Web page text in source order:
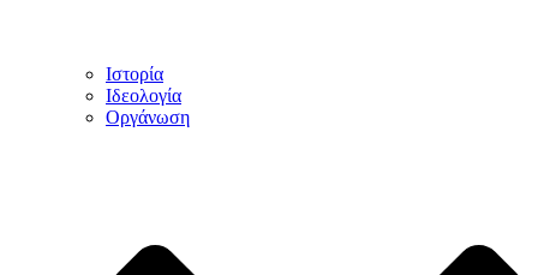
Ιστορία
Ιδεολογία
Οργάνωση